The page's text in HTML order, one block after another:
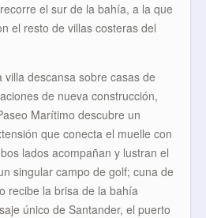
el sur de la bahía, a la que
el resto de villas costeras del
villa descansa sobre casas de
de nueva construcción,
Marítimo descubre un
que conecta el muelle con
lados acompañan y lustran el
singular campo de golf; cuna de
recibe la brisa de la bahía
único de Santander, el puerto